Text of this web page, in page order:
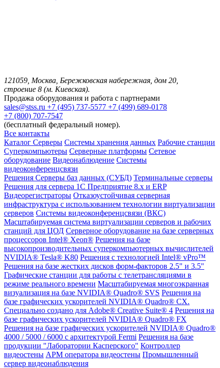
121059, Москва, Бережковская набережная, дом 20,
строение 8 (м. Киевская).
Продажа оборудования и работа с партнерами
sales@stss.ru +7 (495) 737-5577 +7 (499) 689-0178
+7 (800) 707-7547
(бесплатный федеральный номер).
Все контакты
Каталог Серверы Системы хранения данных Рабочие станции
Суперкомпьютеры Серверные платформы Сетевое
оборудование Видеонаблюдение Системы
видеоконференцсвязи
Решения Серверы баз данных (СУБД) Терминальные серверы
Решения для сервера 1С Предприятие 8.x и ERP
Видеорегистраторы Отказоустойчивая серверная
инфраструктура с использованием технологии виртуализации
серверов Системы видеоконференцсвязи (ВКС)
Масштабируемая система виртуализации серверов и рабочих
станций для ЦОД Серверное оборудование на базе серверных
процессоров Intel® Xeon® Решения на базе
высокопроизводительных суперкомпьютерных вычислителей
NVIDIA® Tesla® K80 Решения с технологией Intel® vPro™
Решения на базе жестких дисков форм-факторов 2.5" и 3.5"
Графические станции для работы с телетрансляциями в
режиме реального времени Масштабируемая многоэкранная
визуализация на базе NVIDIA® Quadro® SVS Решения на
базе графических ускорителей NVIDIA® Quadro® CX.
Специально создано для Adobe® Creative Suite® 4 Решения на
базе графических ускорителей NVIDIA® Quadro® FX
Решения на базе графических ускорителей NVIDIA® Quadro®
4000 / 5000 / 6000 с архитектурой Fermi Решения на базе
продукции "Лаборатории Касперского" Контроллер
видеостены АРМ оператора видеостены Промышленный
сервер видеонаблюдения